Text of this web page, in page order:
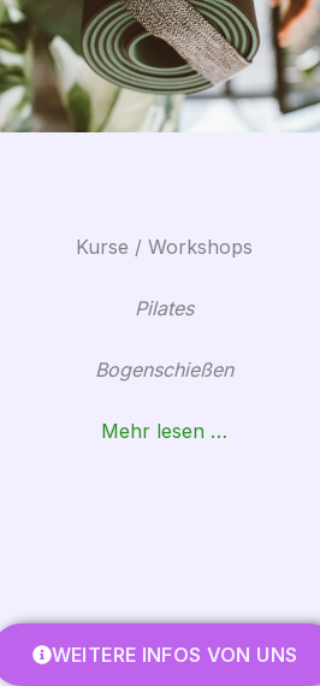
Kurse / Workshops
Pilates
Bogenschießen
Mehr lesen …
WEITERE INFOS VON UNS